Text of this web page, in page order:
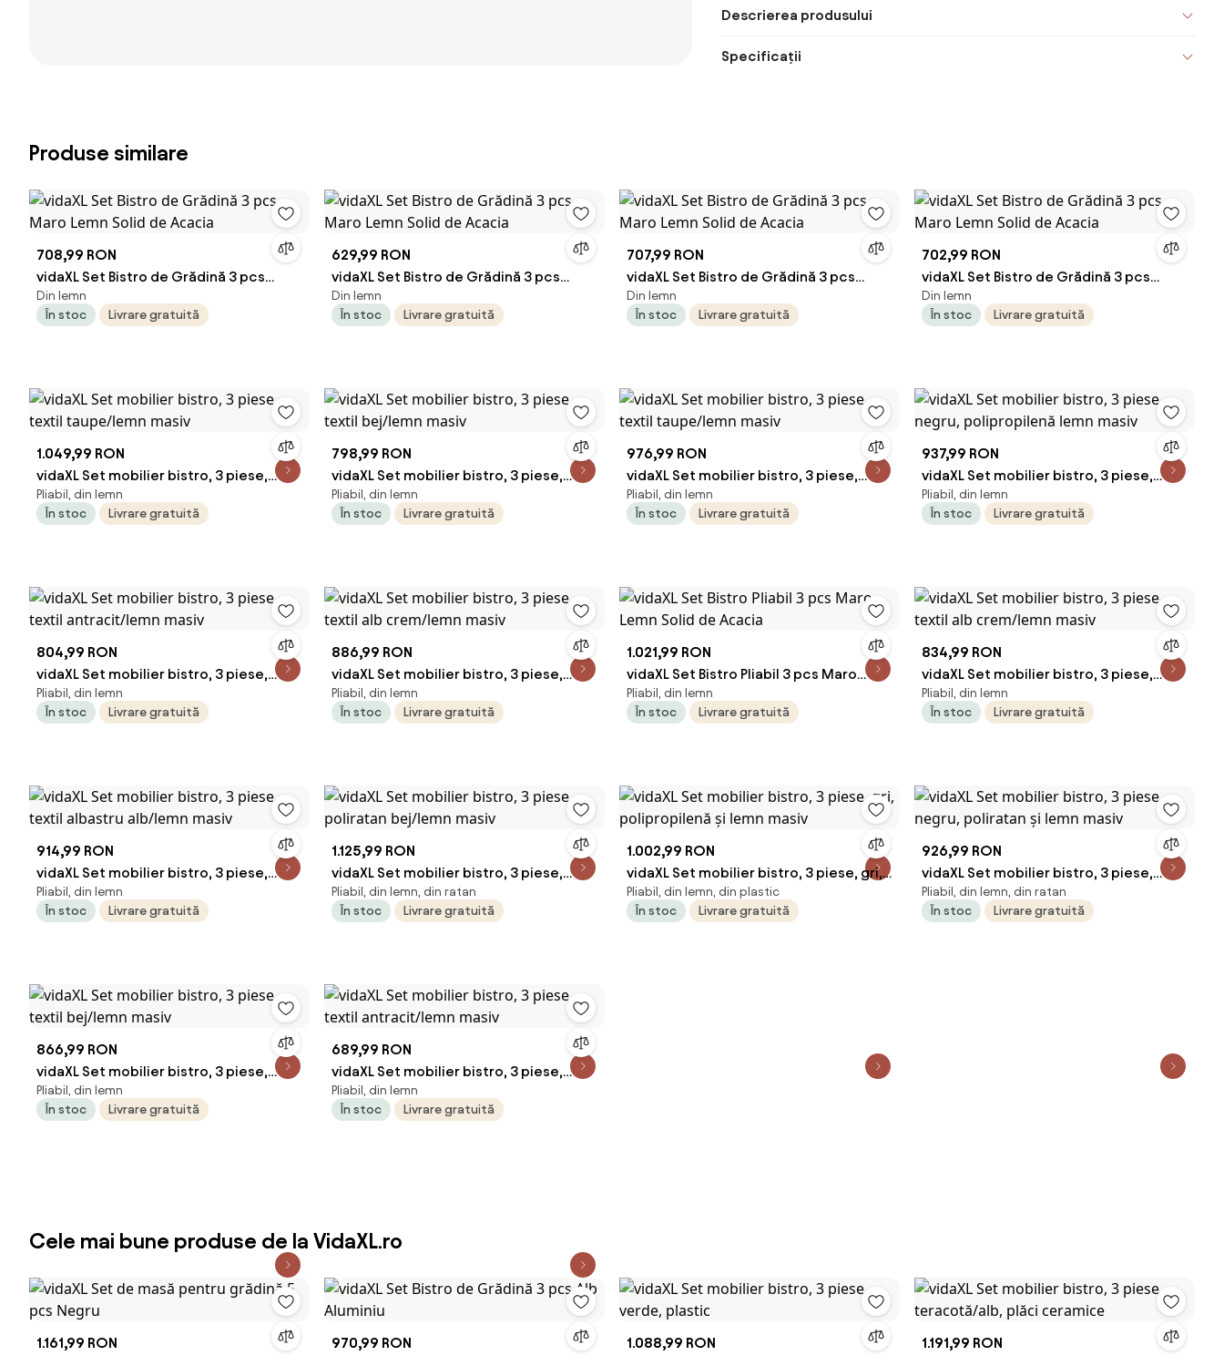
Descrierea produsului
Specificații
Produse similare
708,99 RON
vidaXL Set Bistro de Grădină 3 pcs
Maro Lemn Solid de Acacia
Din lemn
În stoc
Livrare gratuită
629,99 RON
vidaXL Set Bistro de Grădină 3 pcs
Maro Lemn Solid de Acacia
Din lemn
În stoc
Livrare gratuită
707,99 RON
vidaXL Set Bistro de Grădină 3 pcs
Maro Lemn Solid de Acacia
Din lemn
În stoc
Livrare gratuită
702,99 RON
vidaXL Set Bistro de Grădină 3 pcs
Maro Lemn Solid de Acacia
Din lemn
În stoc
Livrare gratuită
1.049,99 RON
vidaXL Set mobilier bistro, 3 piese,
textil taupe/lemn masiv
Pliabil, din lemn
În stoc
Livrare gratuită
798,99 RON
vidaXL Set mobilier bistro, 3 piese,
textil bej/lemn masiv
Pliabil, din lemn
În stoc
Livrare gratuită
976,99 RON
vidaXL Set mobilier bistro, 3 piese,
textil taupe/lemn masiv
Pliabil, din lemn
În stoc
Livrare gratuită
937,99 RON
vidaXL Set mobilier bistro, 3 piese,
negru, polipropilenă lemn masiv
Pliabil, din lemn
În stoc
Livrare gratuită
804,99 RON
vidaXL Set mobilier bistro, 3 piese,
textil antracit/lemn masiv
Pliabil, din lemn
În stoc
Livrare gratuită
886,99 RON
vidaXL Set mobilier bistro, 3 piese,
textil alb crem/lemn masiv
Pliabil, din lemn
În stoc
Livrare gratuită
1.021,99 RON
vidaXL Set Bistro Pliabil 3 pcs Maro
Lemn Solid de Acacia
Pliabil, din lemn
În stoc
Livrare gratuită
834,99 RON
vidaXL Set mobilier bistro, 3 piese,
textil alb crem/lemn masiv
Pliabil, din lemn
În stoc
Livrare gratuită
914,99 RON
vidaXL Set mobilier bistro, 3 piese,
textil albastru alb/lemn masiv
Pliabil, din lemn
În stoc
Livrare gratuită
1.125,99 RON
vidaXL Set mobilier bistro, 3 piese,
poliratan bej/lemn masiv
Pliabil, din lemn, din ratan
În stoc
Livrare gratuită
1.002,99 RON
vidaXL Set mobilier bistro, 3 piese, gri,
polipropilenă și lemn masiv
Pliabil, din lemn, din plastic
În stoc
Livrare gratuită
926,99 RON
vidaXL Set mobilier bistro, 3 piese,
negru, poliratan și lemn masiv
Pliabil, din lemn, din ratan
În stoc
Livrare gratuită
866,99 RON
vidaXL Set mobilier bistro, 3 piese,
textil bej/lemn masiv
Pliabil, din lemn
În stoc
Livrare gratuită
689,99 RON
vidaXL Set mobilier bistro, 3 piese,
textil antracit/lemn masiv
Pliabil, din lemn
În stoc
Livrare gratuită
Cele mai bune produse de la VidaXL.ro
1.161,99 RON
970,99 RON
1.088,99 RON
1.191,99 RON